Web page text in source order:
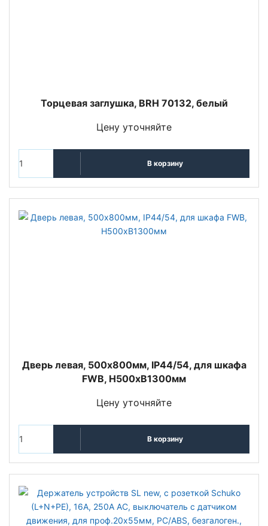
Торцевая заглушка, BRH 70132, белый
Цену уточняйте
В корзину
Дверь левая, 500х800мм, IP44/54, для шкафа
FWB, H500xB1300мм
Цену уточняйте
В корзину